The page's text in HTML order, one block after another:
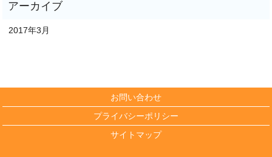
2017年3月
お問い合わせ
プライバシーポリシー
サイトマップ